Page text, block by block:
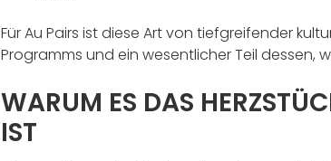
Für Au Pairs ist diese Art von tiefgreifender
Programms und ein wesentlicher Teil dessen,
WARUM ES DAS
IST